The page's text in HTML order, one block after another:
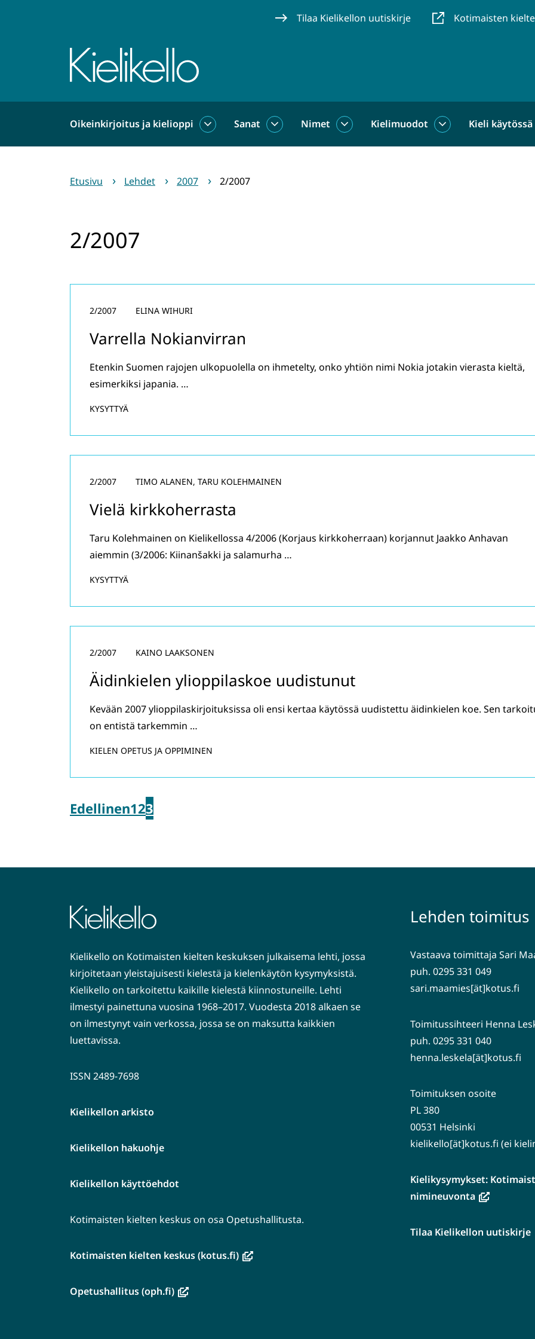
Tilaa Kielikellon uutiskirje Kotimaisten
Etusivu
Oikeinkirjoitus ja kielioppi
Oikeinkirjoitus
Sanat
Sanat
Nimet
NimetKielimuodot
KielimuodotKieli käytössä
Etusivu Lehdet 2007 2/2007
2/2007
Varrella Nokianvirran
2/2007 ELINA WIHURI
Etenkin Suomen rajojen ulkopuolella on ihmetelty, onko yhtiön nimi Nokia jotakin vierasta kieltä,
esimerkiksi japania. …
KYSYTTYÄ
Vielä kirkkoherrasta
2/2007 TIMO ALANEN, TARU KOLEHMAINEN
Taru Kolehmainen on Kielikellossa 4/2006 (Korjaus kirkkoherraan) korjannut Jaakko Anhavan
aiemmin (3/2006: Kiinanšakki ja salamurha …
KYSYTTYÄ
Äidinkielen ylioppilaskoe uudistunut
2/2007 KAINO LAAKSONEN
Kevään 2007 ylioppilaskirjoituksissa oli ensi kertaa käytössä uudistettu äidinkielen koe. Sen
on entistä tarkemmin …
KIELEN OPETUS JA OPPIMINEN
Edellinen123
Kielikello on Kotimaisten kielten keskuksen julkaisema lehti, jossa
kirjoitetaan yleistajuisesti kielestä ja kielenkäytön kysymyksistä.
Kielikello on tarkoitettu kaikille kielestä kiinnostuneille. Lehti
ilmestyi painettuna vuosina 1968–2017. Vuodesta 2018 alkaen se
on ilmestynyt vain verkossa, jossa se on maksutta kaikkien
luettavissa.
ISSN 2489-7698
Kielikellon arkisto
Kielikellon hakuohje
Kielikellon käyttöehdot
Kotimaisten kielten keskus on osa Opetushallitusta.
Kotimaisten kielten keskus (kotus.fi)(avautuu
Opetushallitus (oph.fi)(avautuu
Lehden toimitus
Vastaava toimittaja Sari
puh. 0295 331 049
sari.maamies[ät]kotus.fi
Toimitussihteeri Henna
puh. 0295 331 040
henna.leskela[ät]kotus.fi
Toimituksen osoite
PL 380
00531 Helsinki
kielikello[ät]kotus.fi (ei
Kielikysymykset:
nimineuvonta(avautuu
ikkunaan,
Tilaa Kielikellon uutiskirje